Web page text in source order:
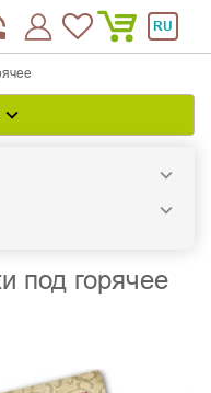
RU
под горячее